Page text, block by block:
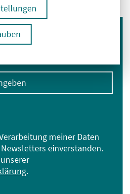
bleiben
meiner Daten
einverstanden.
.